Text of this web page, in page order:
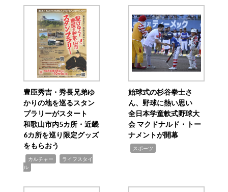
豊臣秀吉・秀長兄弟ゆ
かりの地を巡るスタン
プラリーがスタート
和歌山市内5カ所・近畿
6カ所を巡り限定グッズ
をもらおう
カルチャー
ライフスタイ
ル
始球式の杉谷拳士さ
ん、野球に熱い思い
全日本学童軟式野球大
会 マクドナルド・トー
ナメントが開幕
スポーツ